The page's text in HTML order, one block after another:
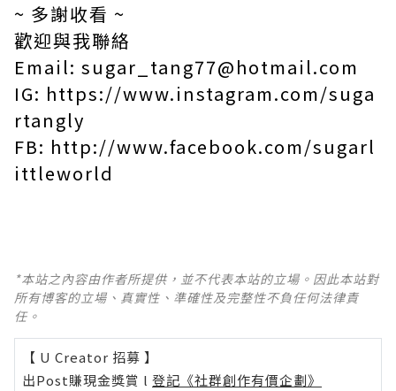
~ 多謝收看 ~
歡迎與我聯絡
Email: sugar_tang77@hotmail.com
IG: https://www.instagram.com/suga
rtangly
FB: http://www.facebook.com/sugarl
ittleworld
*本站之內容由作者所提供，並不代表本站的立場。因此本站對
所有博客的立場、真實性、準確性及完整性不負任何法律責
任。
【 U Creator 招募 】
出Post賺現金獎賞 l 登記《社群創作有價企劃》